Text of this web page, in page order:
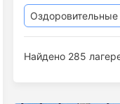
Оздоровительные
Найдено 285